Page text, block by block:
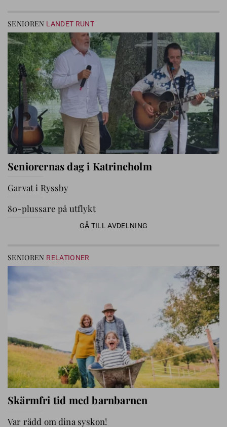
SENIOREN LANDET RUNT
Seniorernas dag i Katrineholm
Garvat i Ryssby
80-plussare på utflykt
GÅ TILL AVDELNING
SENIOREN RELATIONER
Skärmfri tid med barnbarnen
Var rädd om dina syskon!